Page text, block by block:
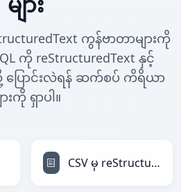
ကွန်ဗာတာများကို
ကို reStructuredText နှင့်
သို့ ပြောင်းလဲရန် ဆက်စပ် ကိရိယာ
ားကို ရှာပါ။
CSV မှ reStructuredText